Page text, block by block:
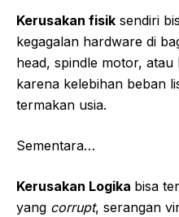
Kerusakan fisik sendiri
kegagalan hardware di
head, spindle motor, atau
karena kelebihan beban
termakan usia.
Sementara…
Kerusakan Logika bisa
yang corrupt, serangan